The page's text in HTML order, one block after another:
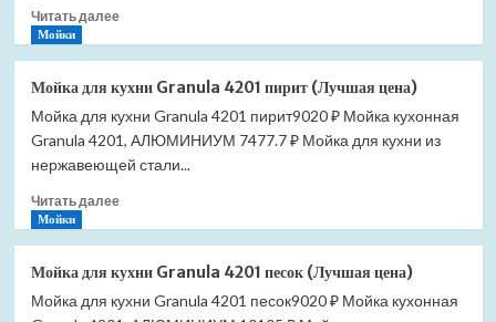
(Лучшая
Читать далееПрочитать
для
кухни
Granula
4201
(Лучшая
Мойки
Мойка для кухни Granula 4201 пирит (Лучшая цена)
Мойка для кухни Granula 4201 пирит9020 ₽ Мойка кухонная
Granula 4201, АЛЮМИНИУМ 7477.7 ₽ Мойка для кухни из
нержавеющей стали...
Читать далееПрочитать
для
кухни
Мойки
Мойка для кухни Granula 4201 песок (Лучшая цена)
Мойка для кухни Granula 4201 песок9020 ₽ Мойка кухонная